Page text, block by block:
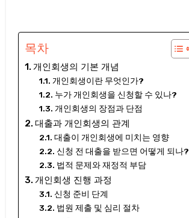
목차
개인회생의 기본 개념
개인회생이란 무엇인가?
누가 개인회생을 신청할 수 있나?
개인회생의 장점과 단점
대출과 개인회생의 관계
대출이 개인회생에 미치는 영향
신청 전 대출을 받으면 어떻게 되나?
법적 문제와 재정적 부담
개인회생 진행 과정
신청 준비 단계
법원 제출 및 심리 절차